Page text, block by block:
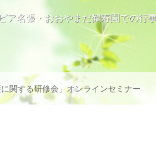
ア名張・おおやまだ鶴寿園での行
関する研修会」オンラインセミナー